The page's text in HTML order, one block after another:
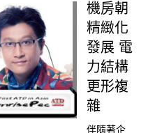
機房朝
精緻化
發展 電
力結構
更形複
雜
伴隨著企